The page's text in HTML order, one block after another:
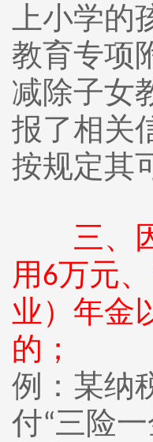
上小学
教育专项
减除子女
报了相关
按规定其
三、
用 6万元、
业）年金
的；
例：某纳
付“三险